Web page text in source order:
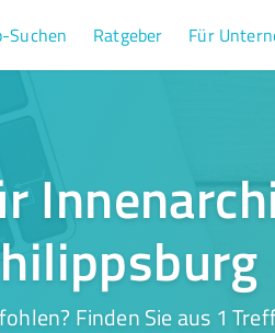
Suchen Ratgeber Für
Finden Sie aus 1